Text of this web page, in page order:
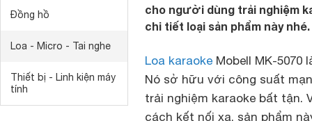
Đồng hồ
Loa - Micro - Tai nghe
Thiết bị - Linh kiện máy
tính
cho người dùng trải nghiệm
chi tiết loại sản phẩm này nhé.
Loa karaoke Mobell MK-
Nó sở hữu với công suất
trải nghiệm karaoke bất tận.
cách kết nối xa, sản phẩm